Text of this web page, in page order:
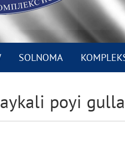
SOLNOMA
poyi